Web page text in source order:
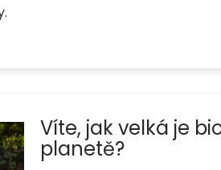
Víte, jak velká je
planetě?